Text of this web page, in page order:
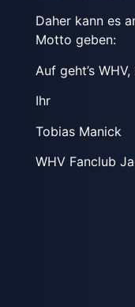
Daher kann es
Motto geben:
Auf geht’s
Ihr
Tobias Manick
WHV Fanclub